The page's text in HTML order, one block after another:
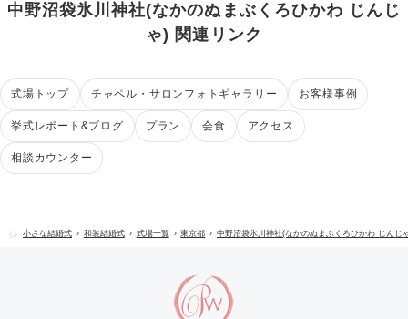
中野沼袋氷川神社(なかのぬまぶくろひかわ じんじ
ゃ) 関連リンク
式場トップ チャペル・サロンフォトギャラリー お客様事例
挙式レポート&ブログ プラン 会食 アクセス
相談カウンター
小さな結婚式 和装結婚式 式場一覧 東京都 中野沼袋氷川神社(なかのぬまぶくろひかわ じんじ